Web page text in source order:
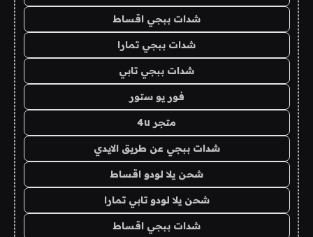
شدات ببجي اقساط
شدات ببجي تمارا
شدات ببجي تابي
فور يو ستور
متجر 4u
شدات ببجي عن طريق الايدي
شحن يلا لودو اقساط
شحن يلا لودو تابي تمارا
شدات ببجي اقساط